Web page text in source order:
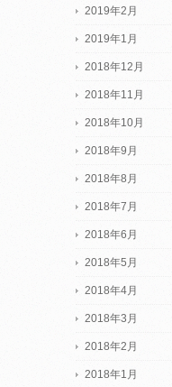
2019年2月
2019年1月
2018年12月
2018年11月
2018年10月
2018年9月
2018年8月
2018年7月
2018年6月
2018年5月
2018年4月
2018年3月
2018年2月
2018年1月